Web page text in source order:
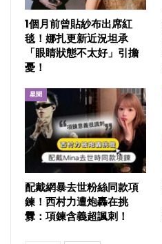
1個月前曾貼紗布出席紅
毯！娜扎更新近況坦承
「眼睛狀態不太好」引擔
憂！
星聞
配戴網暴去世粉絲同款項
鍊！西村力遭炮轟在挑
釁：項鍊含義超諷刺！